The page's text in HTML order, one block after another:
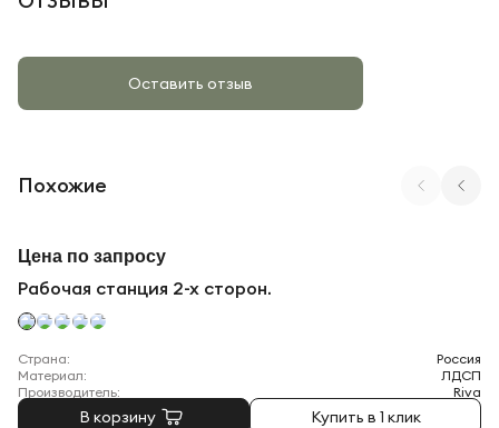
Оставить отзыв
Похожие
Рабочая станция 2-х сторон.
Цена по запросу
В корзину Купить в 1 клик
Страна:
Россия
Материал:
ЛДСП
Производитель:
Riva